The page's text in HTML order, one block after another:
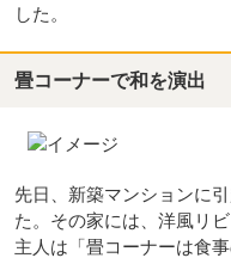
した。
畳コーナーで和を演出
先日、新築マンションに
た。その家には、洋風リ
主人は「畳コーナーは食